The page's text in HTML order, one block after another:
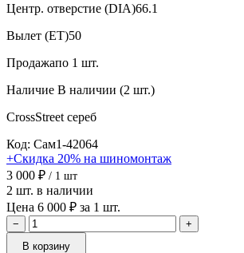
Центр. отверстие (DIA)66.1
Вылет (ET)50
Продажапо 1 шт.
Наличие В наличии (2 шт.)
CrossStreet сереб
Код: Сам1-42064
+Скидка 20% на шиномонтаж
3 000 ₽ / 1 шт
2 шт. в наличии
Цена 6 000 ₽ за 1 шт.
−
+
В корзину